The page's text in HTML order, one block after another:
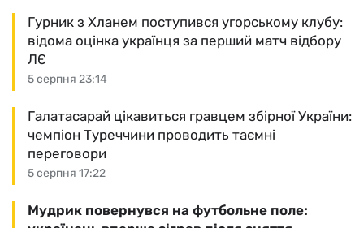
5 серпня 23:14
Гурник з Хланем поступився угорському клубу:
відома оцінка українця за перший матч відбору
ЛЄ
5 серпня 17:22
Галатасарай цікавиться гравцем збірної України:
чемпіон Туреччини проводить таємні
переговори
Мудрик повернувся на футбольне поле: